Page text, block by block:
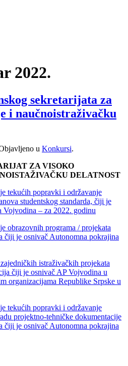
2022.
sekretarijata za
i naučnoistraživačku
u Konkursi.
ZA VISOKO
DELATNOST
tekućih popravki i održavanje
studentskog standarda, čiji je
Vojvodina – za 2022. godinu
obrazovnih programa / projekata
čiji je osnivač Autonomna pokrajina
istraživačkih projekata
čiji je osnivač AP Vojvodina u
organizacijama Republike Srpske u
tekućih popravki i održavanje
projektno-tehničke dokumentacije
čiji je osnivač Autonomna pokrajina